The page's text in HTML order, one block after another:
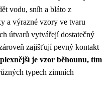
vodu, sníh a bláto z
a výrazné vzory ve tvaru
útvarů vytvářejí dostatečný
zajišťují pevný kontakt
je vzor běhounu, tím
typech zimních